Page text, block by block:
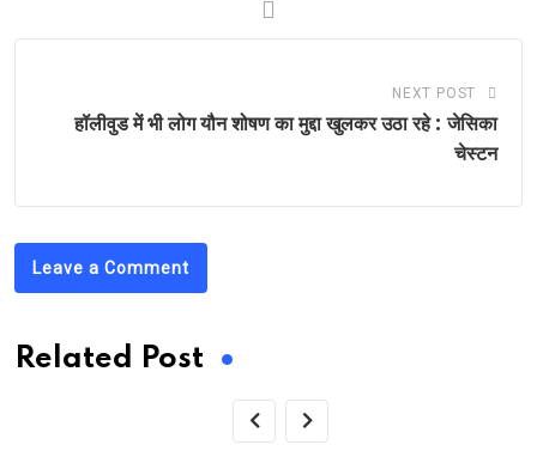
NEXT POST
हॉलीवुड में भी लोग यौन शोषण का मुद्दा खुलकर उठा रहे : जेसिका
चेस्टन
Leave a Comment
Related Post